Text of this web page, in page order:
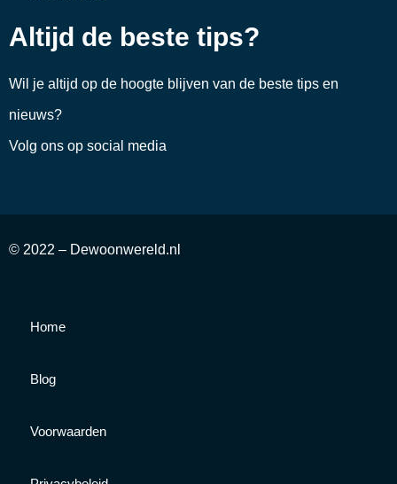
Altijd de beste tips?
Wil je altijd op de hoogte blijven van de beste tips en
nieuws?
Volg ons op social media
© 2022 – Dewoonwereld.nl
Home
Blog
Voorwaarden